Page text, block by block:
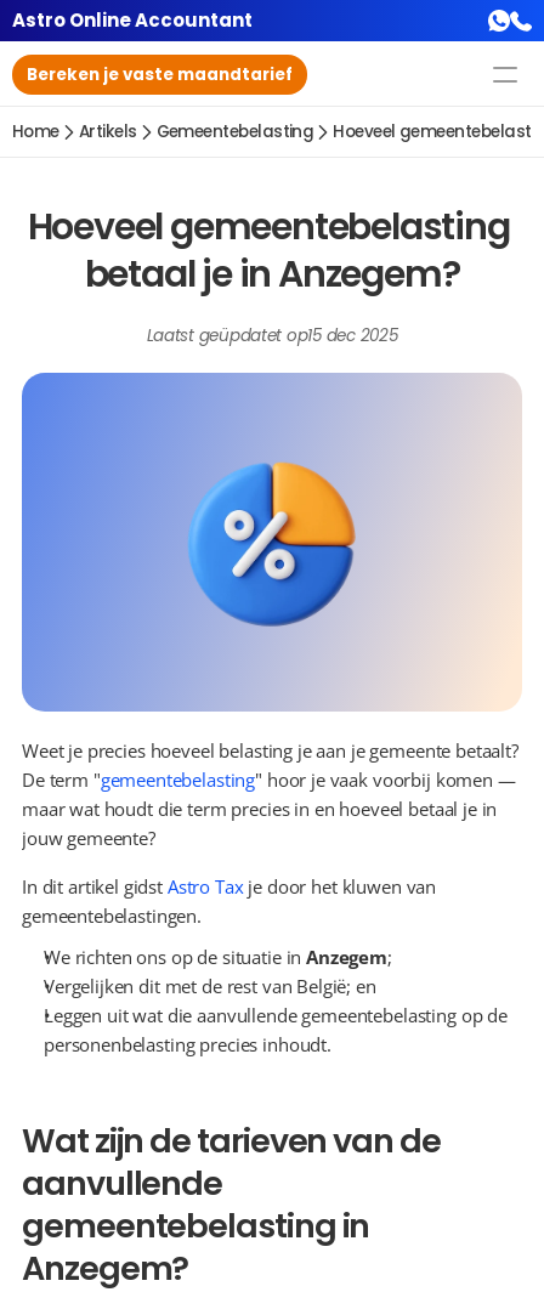
Astro Online Accountant
Bereken je vaste maandtarief
Home Artikels Gemeentebelasting Hoeveel
Hoeveel gemeentebelasting
betaal je in Anzegem?
Laatst geüpdatet op15 dec 2025
Weet je precies hoeveel belasting je aan je gemeente betaalt?
De term "gemeentebelasting" hoor je vaak voorbij komen —
maar wat houdt die term precies in en hoeveel betaal je in
jouw gemeente?
In dit artikel gidst Astro Tax je door het kluwen van
gemeentebelastingen.
We richten ons op de situatie in Anzegem;
Vergelijken dit met de rest van België; en
Leggen uit wat die aanvullende gemeentebelasting op de
personenbelasting precies inhoudt.
Wat zijn de tarieven van de
aanvullende
gemeentebelasting in
Anzegem?